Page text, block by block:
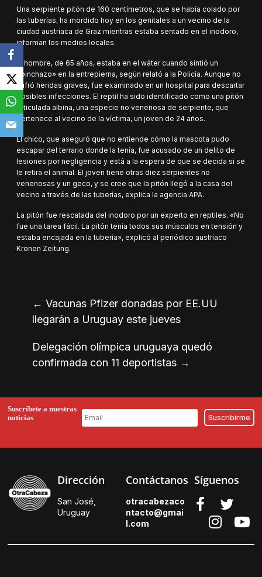
Una serpiente pitón de 160 centímetros, que se había colado por
las tuberías, ha mordido hoy en los genitales a un vecino de la
ciudad austríaca de Graz mientras estaba sentado en el inodoro,
informan los medios locales.
El hombre, de 65 años, estaba en el wáter cuando sintió un
«pinchazo» en la entrepierna, según relató a la Policía. Aunque no
sufró heridas graves, fue examinado en un hospital para descartar
posibles infecciones. El reptil ha sido identificado como una pitón
reticulada albina, una especie no venenosa de serpiente, que
pertenece al vecino de la víctima, un joven de 24 años.
El chico, que aseguró que no entiende cómo la mascota pudo
escapar del terrario donde la tenía, fue acusado de un delito de
lesiones por negligencia y está a la espera de que se decida si se
le retira el animal. El joven tiene otras diez serpientes no
venenosas y un geco, y se cree que la pitón llegó a la casa del
vecino a través de las tuberías, explica la agencia APA.
La pitón fue rescatada del inodoro por un experto en reptiles. «No
fue una tarea fácil. La pitón tenía todos sus músculos en tensión y
estaba encajada en la tubería», explicó al periódico austríaco
Kronen Zeitung.
← Vacunas Pfizer donadas por EE.UU
llegarán a Uruguay este jueves
Delegación olímpica uruguaya quedó
confirmada con 11 deportistas →
Suscríbete a nuestras
noticias
Dirección
San José,
Uruguay
Contáctanos
otracabezaco
ntacto@gmai
l.com
Síguenos